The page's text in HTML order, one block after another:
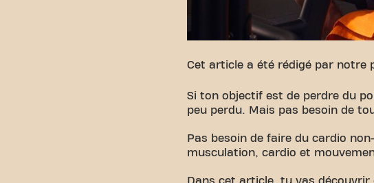
Cet article a été rédigé par notre
Si ton objectif est de perdre du
peu perdu. Mais pas besoin de
Pas besoin de faire du cardio
musculation, cardio et